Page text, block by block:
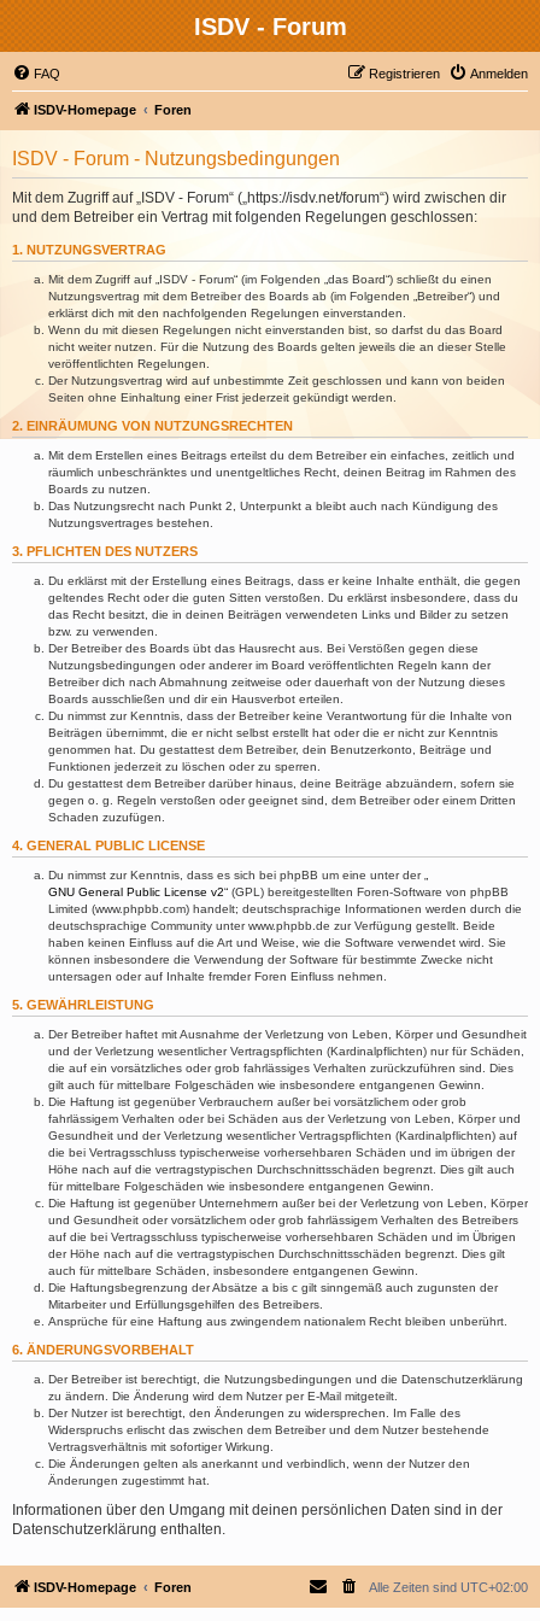
ISDV - Forum
FAQ Anmelden
Registrieren
ISDV-Homepage Foren
ISDV - Forum - Nutzungsbedingungen
Mit dem Zugriff auf „ISDV - Forum“ („https://isdv.net/forum“) wird zwischen dir
und dem Betreiber ein Vertrag mit folgenden Regelungen geschlossen:
1. NUTZUNGSVERTRAG
Mit dem Zugriff auf „ISDV - Forum“ (im Folgenden „das Board“) schließt du einen
Nutzungsvertrag mit dem Betreiber des Boards ab (im Folgenden „Betreiber“) und
erklärst dich mit den nachfolgenden Regelungen einverstanden.
Wenn du mit diesen Regelungen nicht einverstanden bist, so darfst du das Board
nicht weiter nutzen. Für die Nutzung des Boards gelten jeweils die an dieser Stelle
veröffentlichten Regelungen.
Der Nutzungsvertrag wird auf unbestimmte Zeit geschlossen und kann von beiden
Seiten ohne Einhaltung einer Frist jederzeit gekündigt werden.
2. EINRÄUMUNG VON NUTZUNGSRECHTEN
Mit dem Erstellen eines Beitrags erteilst du dem Betreiber ein einfaches, zeitlich und
räumlich unbeschränktes und unentgeltliches Recht, deinen Beitrag im Rahmen des
Boards zu nutzen.
Das Nutzungsrecht nach Punkt 2, Unterpunkt a bleibt auch nach Kündigung des
Nutzungsvertrages bestehen.
3. PFLICHTEN DES NUTZERS
Du erklärst mit der Erstellung eines Beitrags, dass er keine Inhalte enthält, die gegen
geltendes Recht oder die guten Sitten verstoßen. Du erklärst insbesondere, dass du
das Recht besitzt, die in deinen Beiträgen verwendeten Links und Bilder zu setzen
bzw. zu verwenden.
Der Betreiber des Boards übt das Hausrecht aus. Bei Verstößen gegen diese
Nutzungsbedingungen oder anderer im Board veröffentlichten Regeln kann der
Betreiber dich nach Abmahnung zeitweise oder dauerhaft von der Nutzung dieses
Boards ausschließen und dir ein Hausverbot erteilen.
Du nimmst zur Kenntnis, dass der Betreiber keine Verantwortung für die Inhalte von
Beiträgen übernimmt, die er nicht selbst erstellt hat oder die er nicht zur Kenntnis
genommen hat. Du gestattest dem Betreiber, dein Benutzerkonto, Beiträge und
Funktionen jederzeit zu löschen oder zu sperren.
Du gestattest dem Betreiber darüber hinaus, deine Beiträge abzuändern, sofern sie
gegen o. g. Regeln verstoßen oder geeignet sind, dem Betreiber oder einem Dritten
Schaden zuzufügen.
4. GENERAL PUBLIC LICENSE
Du nimmst zur Kenntnis, dass es sich bei phpBB um eine unter der „
GNU General Public License v2“ (GPL) bereitgestellten Foren-Software von phpBB
Limited (www.phpbb.com) handelt; deutschsprachige Informationen werden durch die
deutschsprachige Community unter www.phpbb.de zur Verfügung gestellt. Beide
haben keinen Einfluss auf die Art und Weise, wie die Software verwendet wird. Sie
können insbesondere die Verwendung der Software für bestimmte Zwecke nicht
untersagen oder auf Inhalte fremder Foren Einfluss nehmen.
5. GEWÄHRLEISTUNG
Der Betreiber haftet mit Ausnahme der Verletzung von Leben, Körper und Gesundheit
und der Verletzung wesentlicher Vertragspflichten (Kardinalpflichten) nur für Schäden,
die auf ein vorsätzliches oder grob fahrlässiges Verhalten zurückzuführen sind. Dies
gilt auch für mittelbare Folgeschäden wie insbesondere entgangenen Gewinn.
Die Haftung ist gegenüber Verbrauchern außer bei vorsätzlichem oder grob
fahrlässigem Verhalten oder bei Schäden aus der Verletzung von Leben, Körper und
Gesundheit und der Verletzung wesentlicher Vertragspflichten (Kardinalpflichten) auf
die bei Vertragsschluss typischerweise vorhersehbaren Schäden und im übrigen der
Höhe nach auf die vertragstypischen Durchschnittsschäden begrenzt. Dies gilt auch
für mittelbare Folgeschäden wie insbesondere entgangenen Gewinn.
Die Haftung ist gegenüber Unternehmern außer bei der Verletzung von Leben, Körper
und Gesundheit oder vorsätzlichem oder grob fahrlässigem Verhalten des Betreibers
auf die bei Vertragsschluss typischerweise vorhersehbaren Schäden und im Übrigen
der Höhe nach auf die vertragstypischen Durchschnittsschäden begrenzt. Dies gilt
auch für mittelbare Schäden, insbesondere entgangenen Gewinn.
Die Haftungsbegrenzung der Absätze a bis c gilt sinngemäß auch zugunsten der
Mitarbeiter und Erfüllungsgehilfen des Betreibers.
Ansprüche für eine Haftung aus zwingendem nationalem Recht bleiben unberührt.
6. ÄNDERUNGSVORBEHALT
Der Betreiber ist berechtigt, die Nutzungsbedingungen und die Datenschutzerklärung
zu ändern. Die Änderung wird dem Nutzer per E-Mail mitgeteilt.
Der Nutzer ist berechtigt, den Änderungen zu widersprechen. Im Falle des
Widerspruchs erlischt das zwischen dem Betreiber und dem Nutzer bestehende
Vertragsverhältnis mit sofortiger Wirkung.
Die Änderungen gelten als anerkannt und verbindlich, wenn der Nutzer den
Änderungen zugestimmt hat.
Informationen über den Umgang mit deinen persönlichen Daten sind in der
Datenschutzerklärung enthalten.
ISDV-Homepage Foren Alle Zeiten sind UTC+02:00